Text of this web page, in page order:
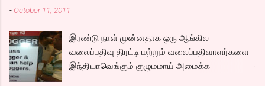
ஆறு போல ஓடுகிறது படம். பெரியதாய் கதை ஏதும்
நகராவிட்டாலும், ரீமாவின் அதிரடி கேரக்டரும்,
ஆண்ட்ரியாவின் அமைதியான கேரக்டரும்,
கார்த்தியின் அடாவடி, தடாலடி வெட்டி பேச்சு க...
- October 11, 2011
இரண்டு நாள் முன்னதாக ஒரு ஆங்கில
வலைப்பதிவு திரட்டி மற்றும் வலைப்பதிவாளர்களை
இந்தியாவெங்கும் குழுமமாய் அமைக்க